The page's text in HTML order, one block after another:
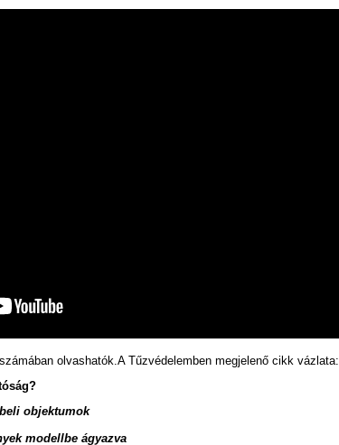
olvashatók.A Tűzvédelemben megjelenő cikk vázlata:
objektumok
modellbe ágyazva